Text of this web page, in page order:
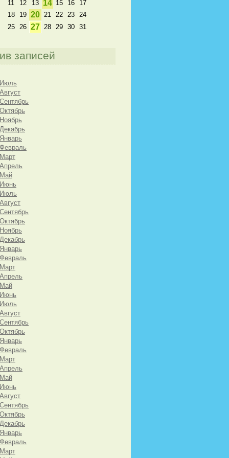
11
12 13 14 15 16
17
18
19 20 21 22 23
24
25
26 27 28 29 30 31
записей